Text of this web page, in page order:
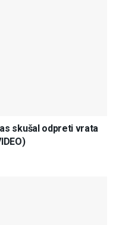
skušal odpreti vrata